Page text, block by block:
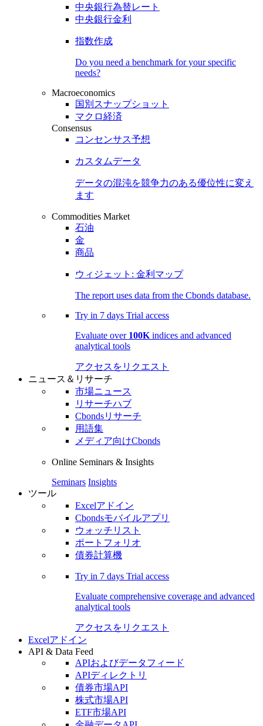
中央銀行為替レート
中央銀行金利
指数作成
Do you need a benchmark for your specific
needs?
Macroeconomics
国別スナップショット
マクロ経済
Consensus
コンセンサス予想
カスタムデータ
データの混沌を競争力のある優位性に変え
ます
Commodities Market
石油
金
商品
ウィジェット: 金利マップ
The report uses data from the Cbonds database.
Try in 7 days Trial access
Evaluate over 100K indices and advanced
analytical tools
アクセスをリクエスト
ニュース＆リサーチ
市場ニュース
リサーチハブ
Cbondsリサーチ
用語集
メディア向けCbonds
Online Seminars & Insights
Seminars Insights
ツール
Excelアドイン
Cbondsモバイルアプリ
ウォッチリスト
ポートフォリオ
債券計算機
Try in 7 days Trial access
Evaluate comprehensive coverage and advanced
analytical tools
アクセスをリクエスト
Excelアドイン
API & Data Feed
APIおよびデータフィード
APIディレクトリ
債券市場API
株式市場API
ETF市場API